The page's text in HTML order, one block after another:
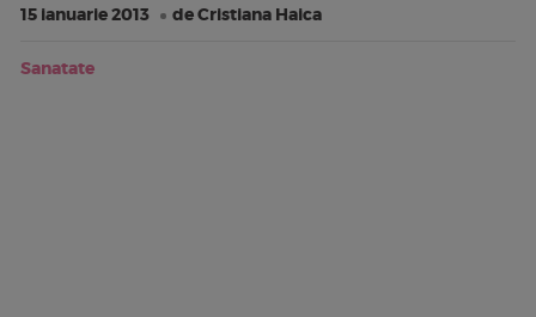
15 ianuarie 2013 de Cristiana Haica
Sanatate